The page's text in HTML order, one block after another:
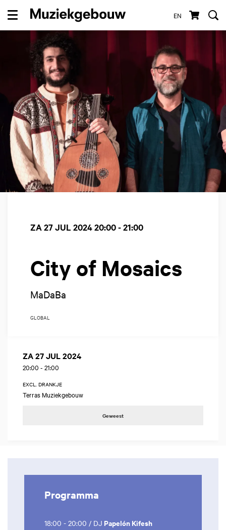
EN
Menu
City of Mosaics
MaDaBa
ZA 27 JUL 202420:00 - 21:00
GLOBAL
ZA 27 JUL 2024
20:00 - 21:00
EXCL. DRANKJE
Terras Muziekgebouw
Geweest
Programma
18:00 - 20:00 / DJ Papelón Kifesh